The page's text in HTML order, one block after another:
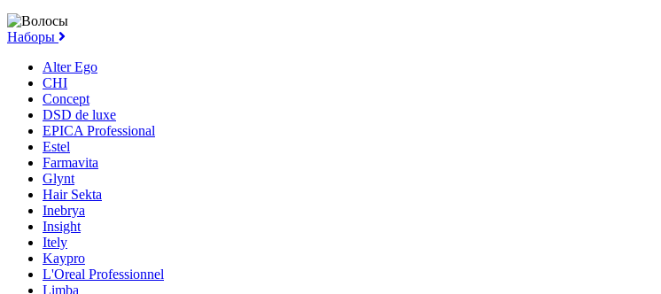
Наборы
Alter Ego
CHI
Concept
DSD de luxe
EPICA Professional
Estel
Farmavita
Glynt
Hair Sekta
Inebrya
Insight
Itely
Kaypro
L'Oreal Professionnel
Limba